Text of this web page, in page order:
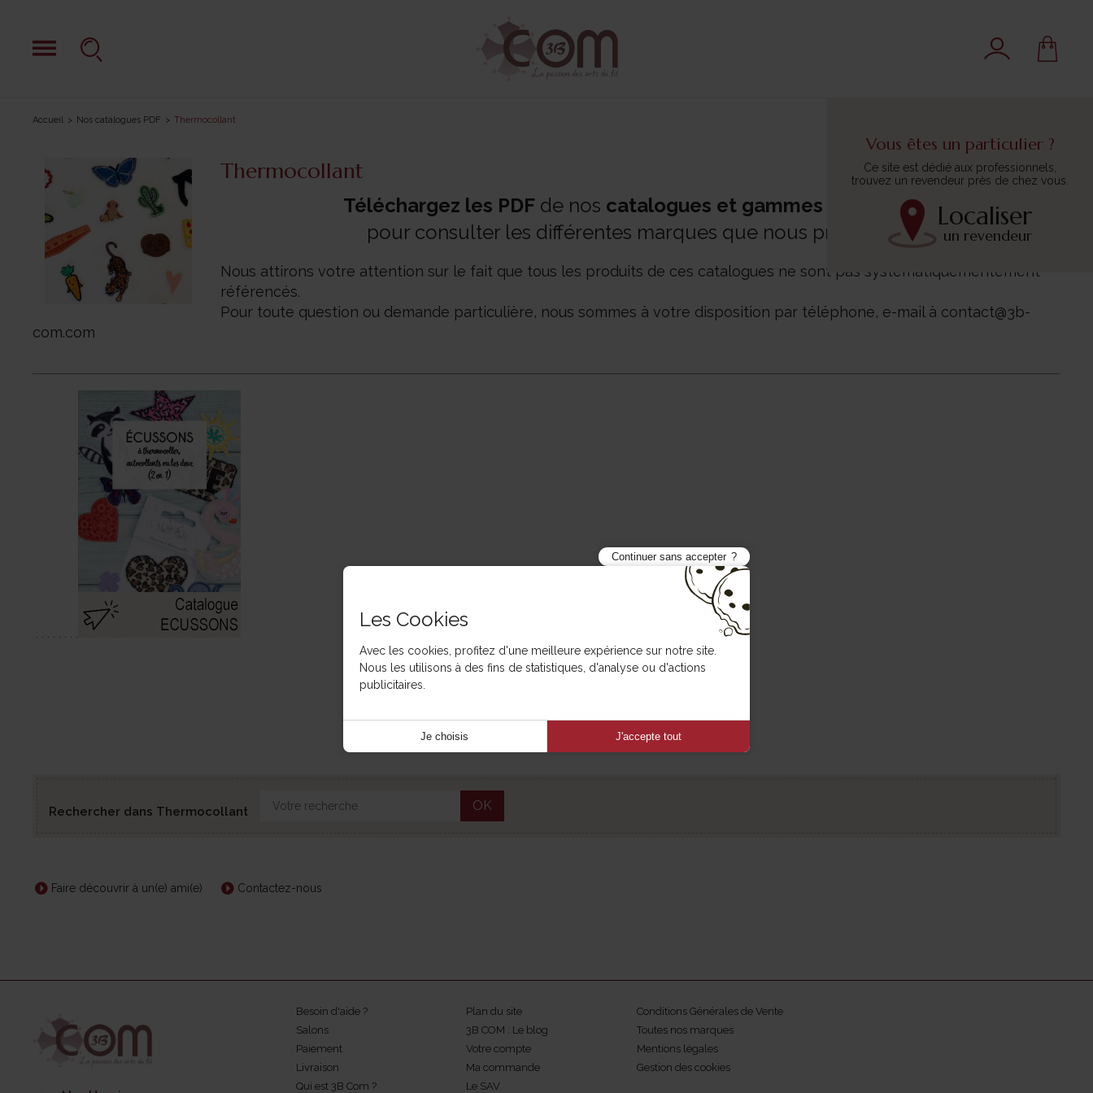
Vous êtes un particulier ?
Ce site est dédié aux professionnels,
trouvez un revendeur près de chez vous.
Localiser
un revendeur
Accueil Nos catalogues PDF Thermocollant
Thermocollant
Téléchargez les PDF de nos catalogues et gammes de produits
pour consulter les différentes marques que nous proposons.
Nous attirons votre attention sur le fait que tous les produits de ces catalogues ne sont pas systèmatiquementément
référencés.
Pour toute question ou demande particulière, nous sommes à votre disposition par téléphone, e-mail à contact@3b-
com.com
Rechercher dans Thermocollant OK
Faire découvrir à un(e) ami(e) Contactez-nous
Besoin d'aide ?
Salons
Paiement
Livraison
Qui est 3B Com ?
Plan du site
3B COM : Le blog
Votre compte
Ma commande
Le SAV
Conditions Générales de Vente
Toutes nos marques
Mentions légales
Gestion des cookies
Continuer sans accepter
Les Cookies
Avec les cookies, profitez d'une meilleure expérience sur notre site.
Nous les utilisons à des fins de statistiques, d'analyse ou d'actions
publicitaires.
Je choisis J'accepte tout